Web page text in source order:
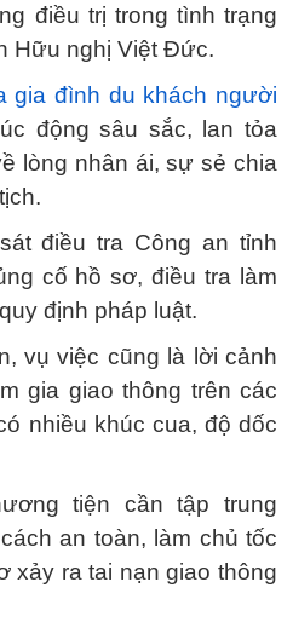
điều trị trong tình trạng
Hữu nghị Việt Đức.
gia đình du khách người
động sâu sắc, lan tỏa
lòng nhân ái, sự sẻ chia
điều tra Công an tỉnh
cố hồ sơ, điều tra làm
định pháp luật.
vụ việc cũng là lời cảnh
gia giao thông trên các
nhiều khúc cua, độ dốc
tiện cần tập trung
an toàn, làm chủ tốc
xảy ra tai nạn giao thông